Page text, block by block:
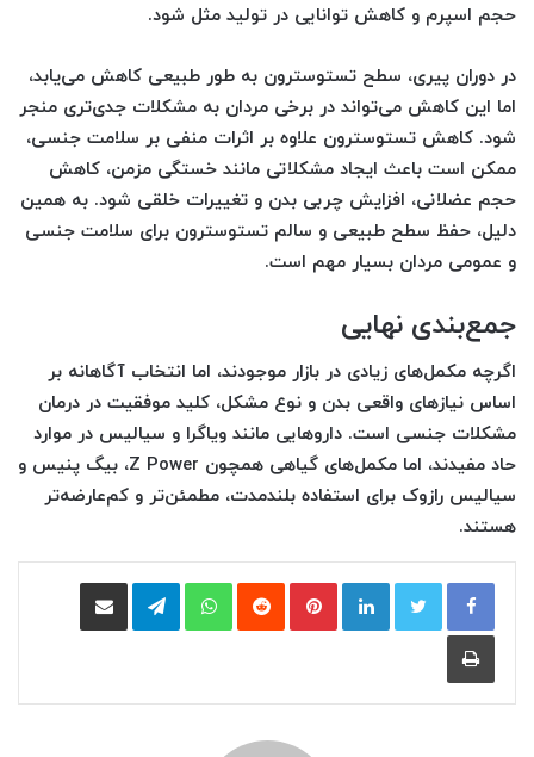
حجم اسپرم و کاهش توانایی در تولید مثل شود.
در دوران پیری، سطح تستوسترون به طور طبیعی کاهش می‌یابد،
اما این کاهش می‌تواند در برخی مردان به مشکلات جدی‌تری منجر
شود. کاهش تستوسترون علاوه بر اثرات منفی بر سلامت جنسی،
ممکن است باعث ایجاد مشکلاتی مانند خستگی مزمن، کاهش
حجم عضلانی، افزایش چربی بدن و تغییرات خلقی شود. به همین
دلیل، حفظ سطح طبیعی و سالم تستوسترون برای سلامت جنسی
و عمومی مردان بسیار مهم است.
جمع‌بندی نهایی
اگرچه مکمل‌های زیادی در بازار موجودند، اما انتخاب آگاهانه بر
اساس نیازهای واقعی بدن و نوع مشکل، کلید موفقیت در درمان
مشکلات جنسی است. داروهایی مانند ویاگرا و سیالیس در موارد
حاد مفیدند، اما مکمل‌های گیاهی همچون Z Power، بیگ پنیس و
سیالیس رازوک برای استفاده بلندمدت، مطمئن‌تر و کم‌عارضه‌تر
هستند.
لینکدین‫پین‌ترست‫رددیت واتس آپ تلگرام اشتراک گذاری از طریق ایمیل
چاپ